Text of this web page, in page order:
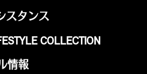
スタンス
COLLECTION
情報